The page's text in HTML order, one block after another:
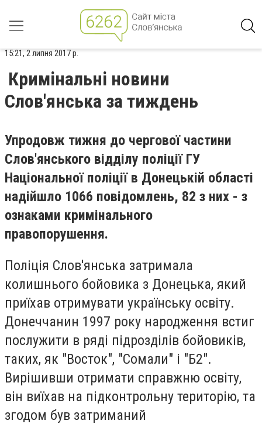
15:21, 2 липня 2017 р.
Кримінальні новини
Слов'янська за тиждень
Упродовж тижня до чергової частини
Слов'янського відділу поліції ГУ
Національної поліції в Донецькій області
надійшло 1066 повідомлень, 82 з них - з
ознаками кримінального
правопорушення.
Поліція Слов'янська затримала
колишнього бойовика з Донецька, який
приїхав отримувати українську освіту.
Донеччанин 1997 року народження встиг
послужити в ряді підрозділів бойовиків,
таких, як "Восток", "Сомали" і "Б2".
Вирішивши отримати справжню освіту,
він виїхав на підконтрольну територію, та
згодом був затриманий